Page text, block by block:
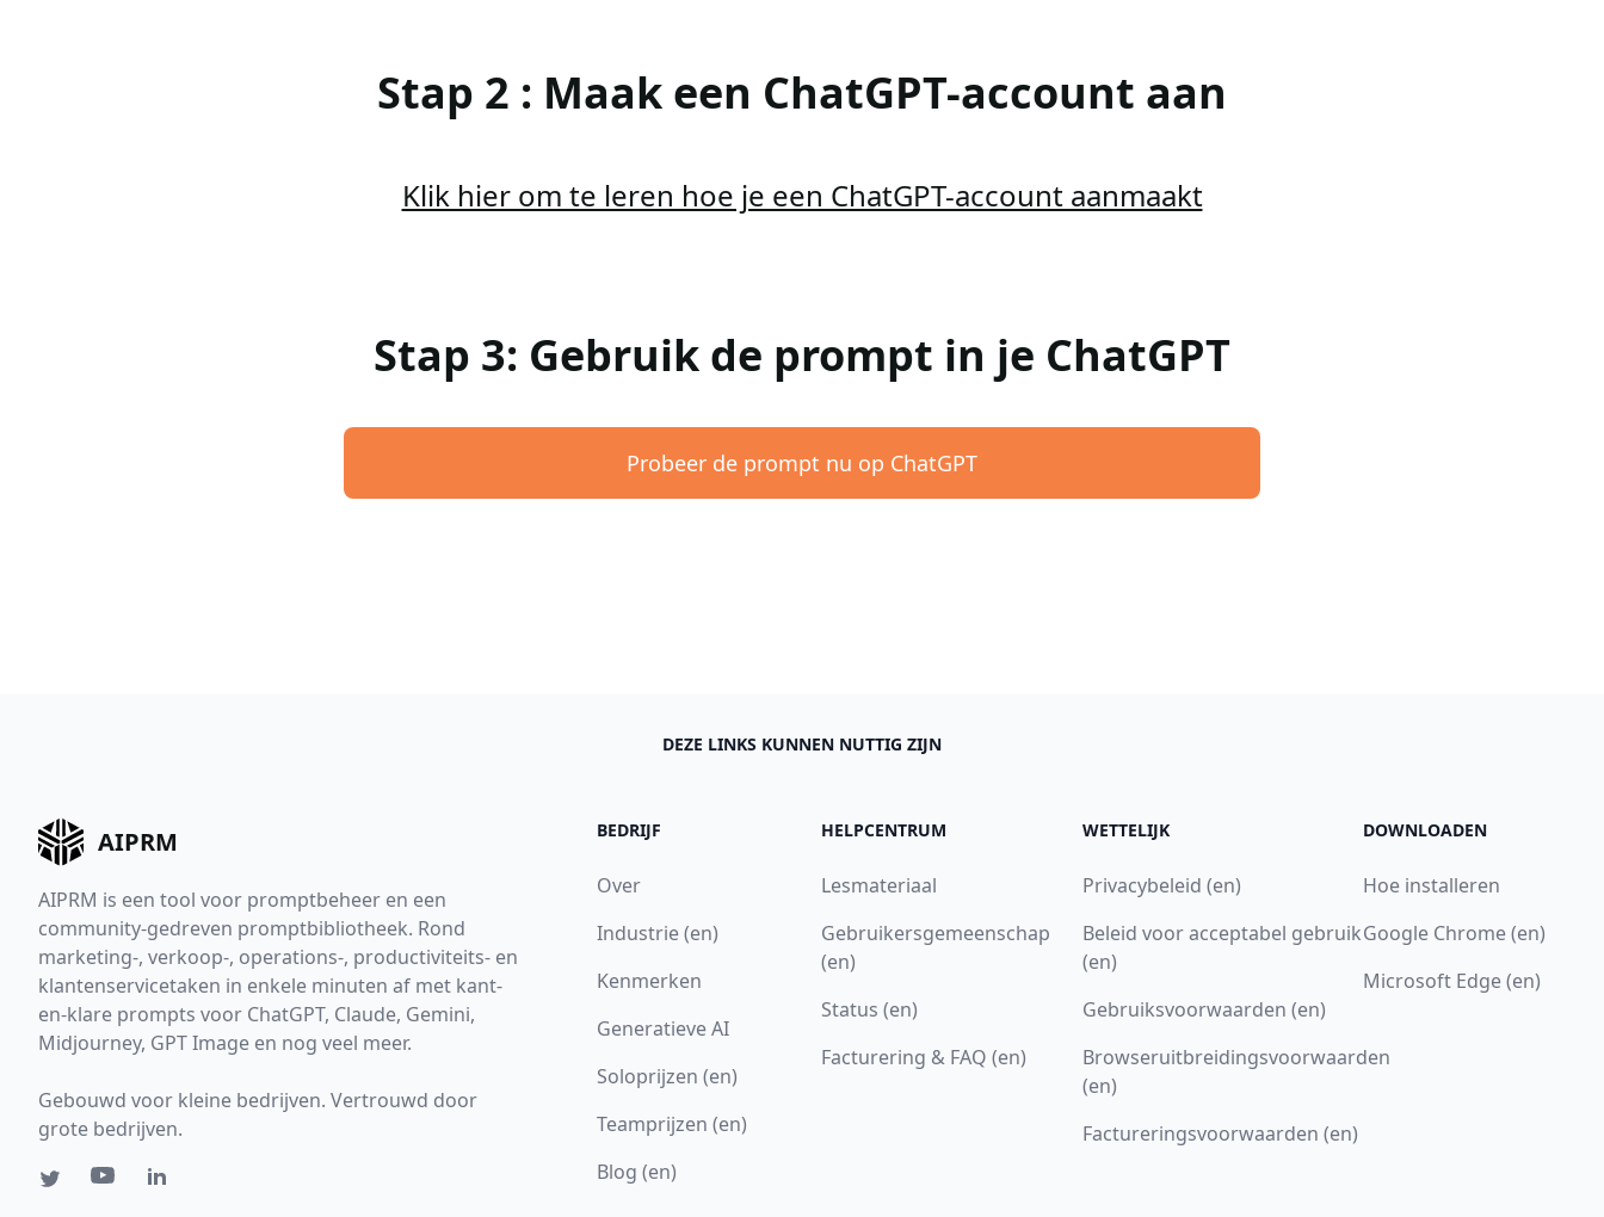
Stap 2 : Maak een ChatGPT-account aan
Klik hier om te leren hoe je een ChatGPT-account aanmaakt
Stap 3: Gebruik de prompt in je ChatGPT
Probeer de prompt nu op ChatGPT
DEZE LINKS KUNNEN NUTTIG ZIJN
AIPRM
AIPRM is een tool voor promptbeheer en een
community-gedreven promptbibliotheek. Rond
marketing-, verkoop-, operations-, productiviteits- en
klantenservicetaken in enkele minuten af met kant-
en-klare prompts voor ChatGPT, Claude, Gemini,
Midjourney, GPT Image en nog veel meer.
Gebouwd voor kleine bedrijven. Vertrouwd door
grote bedrijven.
BEDRIJF
Over
Industrie (en)
Kenmerken
Generatieve AI
Soloprijzen (en)
Teamprijzen (en)
Blog (en)
HELPCENTRUM
Lesmateriaal
Gebruikersgemeenschap
(en)
Status (en)
Facturering & FAQ (en)
WETTELIJK
Privacybeleid (en)
Beleid voor acceptabel gebruik
(en)
Gebruiksvoorwaarden (en)
Browseruitbreidingsvoorwaarden
(en)
Factureringsvoorwaarden (en)
DOWNLOADEN
Hoe installeren
Google Chrome (en)
Microsoft Edge (en)